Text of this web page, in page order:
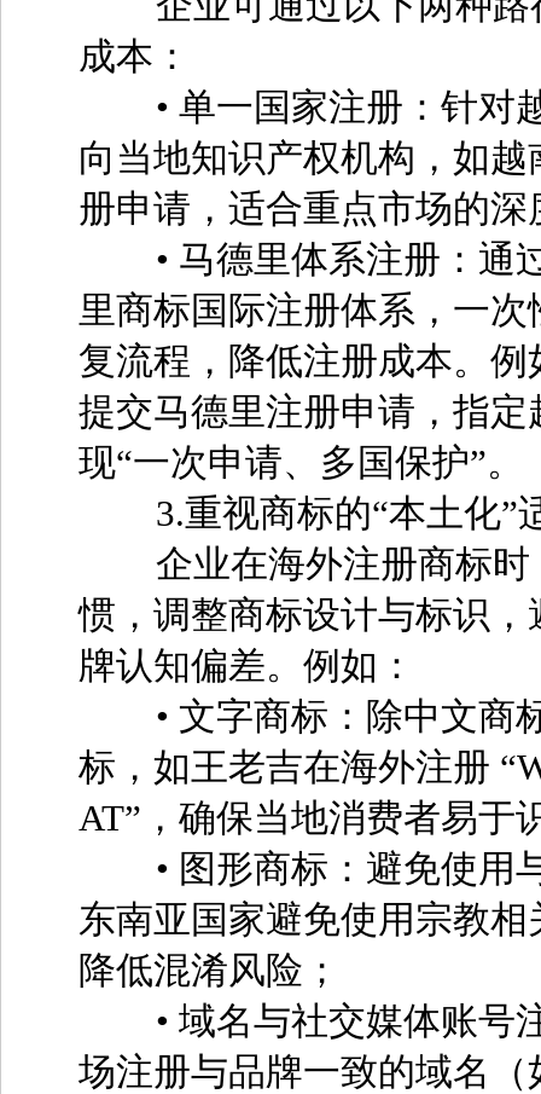
成本：
• 单一国家注册：针对
向当地知识产权机构，如
册申请，适合重点市场的深
• 马德里体系注册：通过
里商标国际注册体系，一
复流程，降低注册成本。
提交马德里注册申请，指
现“一次申请、多国保护”。
3.重视商标的“本土化”
企业在海外注册商标时
惯，调整商标设计与标识
牌认知偏差。例如：
• 文字商标：除中文商
标，如王老吉在海外注册
AT”，确保当地消费者易于
• 图形商标：避免使用
东南亚国家避免使用宗教
降低混淆风险；
• 域名与社交媒体账号
场注册与品牌一致的域名（